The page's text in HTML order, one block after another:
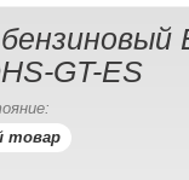
GT-ES
товар